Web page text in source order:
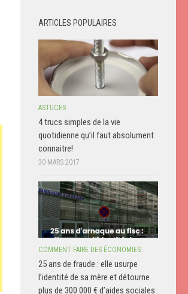
ARTICLES POPULAIRES
ASTUCES
4 trucs simples de la vie
quotidienne qu’il faut absolument
connaitre!
30 MARS 2017
COMMENT FAIRE DES ÉCONOMIES
25 ans de fraude : elle usurpe
l’identité de sa mère et détourne
plus de 300 000 € d’aides sociales